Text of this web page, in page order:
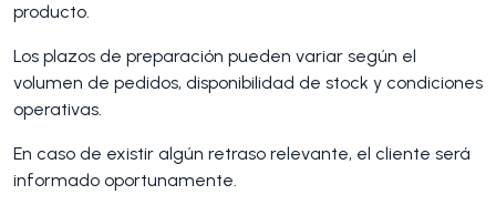
producto.
Los plazos de preparación pueden variar según el
volumen de pedidos, disponibilidad de stock y condiciones
operativas.
En caso de existir algún retraso relevante, el cliente será
informado oportunamente.